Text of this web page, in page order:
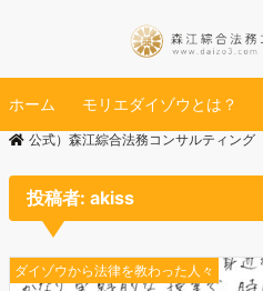
ホーム モリエダイゾウとは？
公式）森江綜合法務コンサルティング
投稿者: akiss
ダイゾウから法律を教わった人々